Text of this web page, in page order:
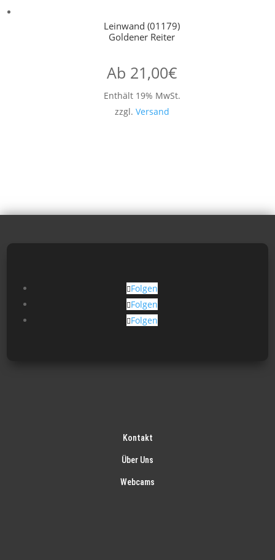
Leinwand (01179)
Goldener Reiter
Ab 21,00€
Enthält 19% MwSt.
zzgl. Versand
Folgen
Folgen
Folgen
Kontakt
Über Uns
Webcams